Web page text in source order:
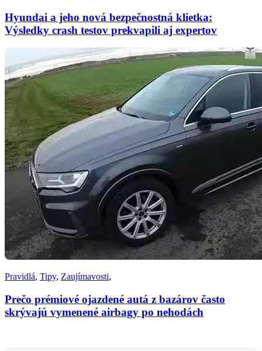
Hyundai a jeho nová bezpečnostná klietka:
Výsledky crash testov prekvapili aj expertov
Pravidlá, Tipy, Zaujímavosti,
Prečo prémiové ojazdené autá z bazárov často
skrývajú vymenené airbagy po nehodách